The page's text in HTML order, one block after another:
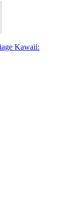
Kawaii: